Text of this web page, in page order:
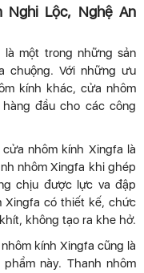
Nghi Lộc, Nghệ An
là một trong những sản
chuộng. Với những ưu
kính khác, cửa nhôm
đầu cho các công
nhôm kính Xingfa là
nhôm Xingfa khi ghép
chịu được lực va đập
Xingfa có thiết kế, chức
không tạo ra khe hở.
kính Xingfa cũng là
này. Thanh nhôm